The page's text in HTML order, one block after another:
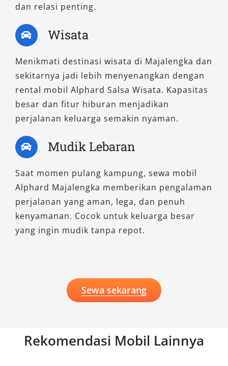
dan relasi penting.
Wisata
Menikmati destinasi wisata di Majalengka dan
sekitarnya jadi lebih menyenangkan dengan
rental mobil Alphard Salsa Wisata. Kapasitas
besar dan fitur hiburan menjadikan
perjalanan keluarga semakin nyaman.
Mudik Lebaran
Saat momen pulang kampung, sewa mobil
Alphard Majalengka memberikan pengalaman
perjalanan yang aman, lega, dan penuh
kenyamanan. Cocok untuk keluarga besar
yang ingin mudik tanpa repot.
Sewa sekarang
Rekomendasi Mobil Lainnya